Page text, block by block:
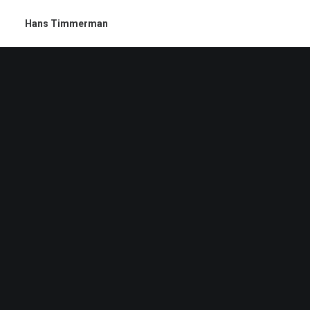
Hans Timmerman